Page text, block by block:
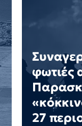
φωτιές
27